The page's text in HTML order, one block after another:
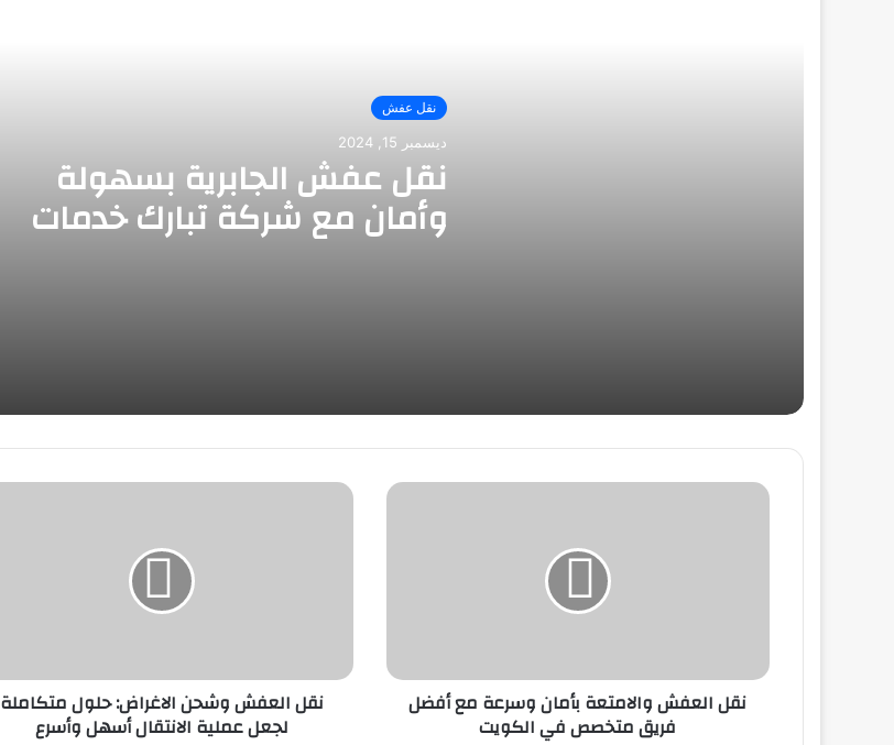
نقل عفش
ديسمبر 15, 2024
نقل عفش الجابرية بسهولة
وأمان مع شركة تبارك خدمات
سريعة وموثوقة
نقل العفش والأثاث: دليل شامل لضمان
نقل عفش محافظات لنقل الأثاث بأمان
نقل العفش وشحن الاغراض: حلول متكاملة
لجعل عملية الانتقال أسهل وأسرع
نقل العفش والامتعة بأمان وسرعة مع أفضل
فريق متخصص في الكويت